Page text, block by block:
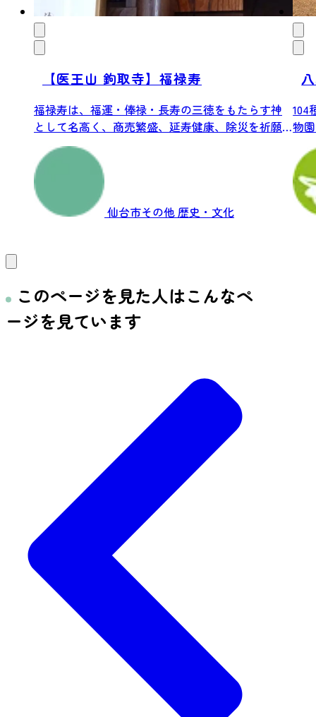
【医王山 鉤取寺】福禄寿
福禄寿は、福運・俸禄・長寿の三徳をもたらす神
として名高く、商売繁盛、延寿健康、除災を祈願
する人...
仙台市その他歴史・文化
104
物
このページを見た人はこんなペ
ージを見ています